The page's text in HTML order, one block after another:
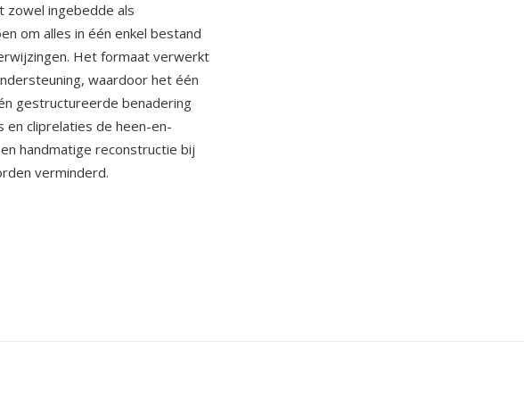
zowel ingebedde als
om alles in één enkel bestand
Het formaat verwerkt
waardoor het één
gestructureerde benadering
cliprelaties de heen-en-
handmatige reconstructie bij
verminderd.